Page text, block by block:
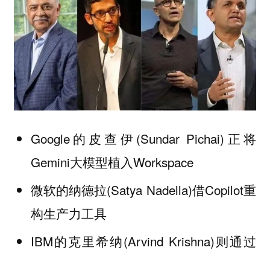
Google的皮查伊(Sundar Pichai)正将
Gemini大模型植入Workspace
微软的纳德拉(Satya Nadella)借Copilot重
构生产力工具
IBM的克里希纳(Arvind Krishna)则通过